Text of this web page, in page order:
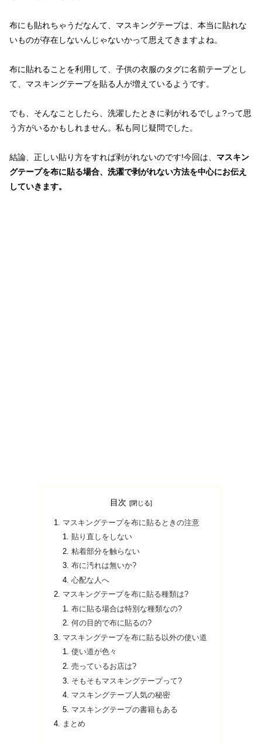
布にも貼れちゃうだなんて、マスキングテープは、本当に貼れな
いものが存在しないんじゃないかって思えてきますよね。
布に貼れることを利用して、子供の衣服のタグに名前テープとし
て、マスキングテープを貼る人が増えているようです。
でも、そんなことしたら、洗濯したときに剥がれるでしょ?って思
う方がいるかもしれません。私も同じ疑問でした。
結論、正しい貼り方をすれば剥がれないのです!今回は、 マスキン
グテープを布に貼る場合、洗濯で剥がれない方法を中心にお伝え
していきます。
目次
マスキングテープを布に貼るときの注意
貼り直しをしない
粘着部分を触らない
布に汚れは無いか?
心配な人へ
マスキングテープを布に貼る種類は?
布に貼る場合は特別な種類なの?
何の目的で布に貼るの?
マスキングテープを布に貼る以外の使い道
使い道が色々
売っているお店は?
そもそもマスキングテープって?
マスキングテープ人気の秘密
マスキングテープの書籍もある
まとめ